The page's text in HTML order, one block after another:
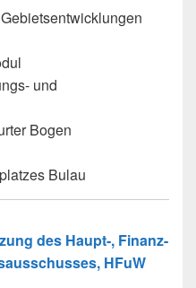
und
Bogen
Bulau
des Haupt-, Finanz-
HFuW